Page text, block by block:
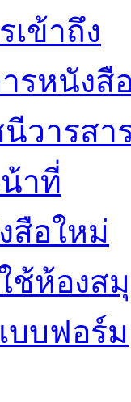
เข้าถึง
รหนังสื
วารสา
าที่
สือใหม่
ช้ห้องส
บฟอร์ม